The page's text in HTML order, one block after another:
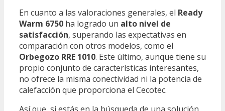
En cuanto a las valoraciones generales, el Ready
Warm 6750 ha logrado un alto nivel de
satisfacción, superando las expectativas en
comparación con otros modelos, como el
Orbegozo RRE 1010. Este último, aunque tiene su
propio conjunto de características interesantes,
no ofrece la misma conectividad ni la potencia de
calefacción que proporciona el Cecotec.